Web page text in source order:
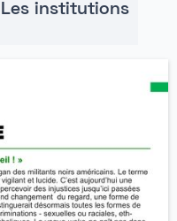
Les institutions